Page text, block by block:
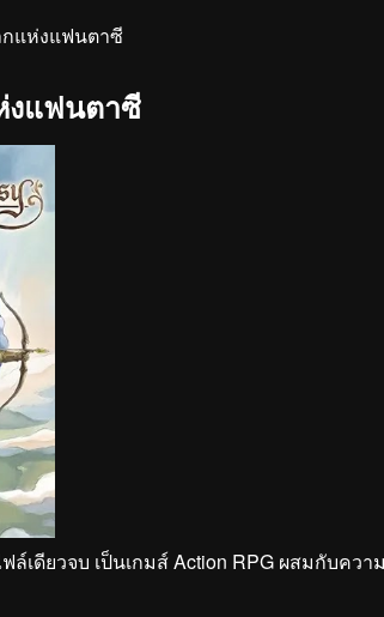
กแห่งแฟนตาซี
งแฟนตาซี
เดียวจบ เป็นเกมส์ Action RPG ผสมกับควา